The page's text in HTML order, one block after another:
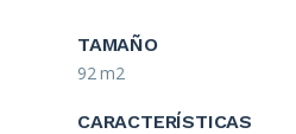
TAMAÑO
92 m2
CARACTERÍSTICAS